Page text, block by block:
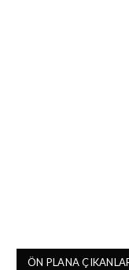
ÖN PLANA